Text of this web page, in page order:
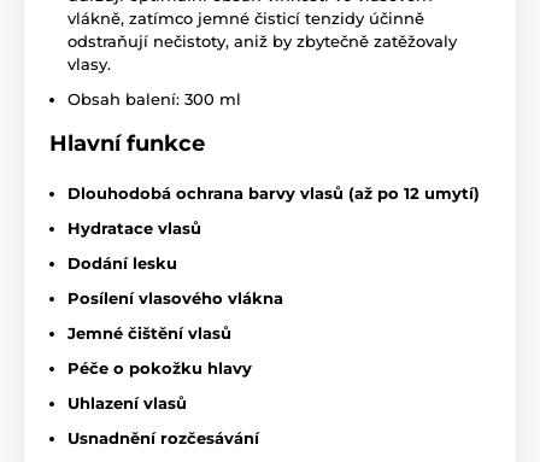
vlákně, zatímco jemné čisticí tenzidy účinně
odstraňují nečistoty, aniž by zbytečně zatěžovaly
vlasy.
Obsah balení: 300 ml
Hlavní funkce
Dlouhodobá ochrana barvy vlasů (až po 12 umytí)
Hydratace vlasů
Dodání lesku
Posílení vlasového vlákna
Jemné čištění vlasů
Péče o pokožku hlavy
Uhlazení vlasů
Usnadnění rozčesávání